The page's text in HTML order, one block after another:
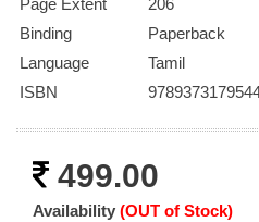
Page Extent
206
Binding
Paperback
Language
Tamil
ISBN
499.00
Availability (OUT of Stock)